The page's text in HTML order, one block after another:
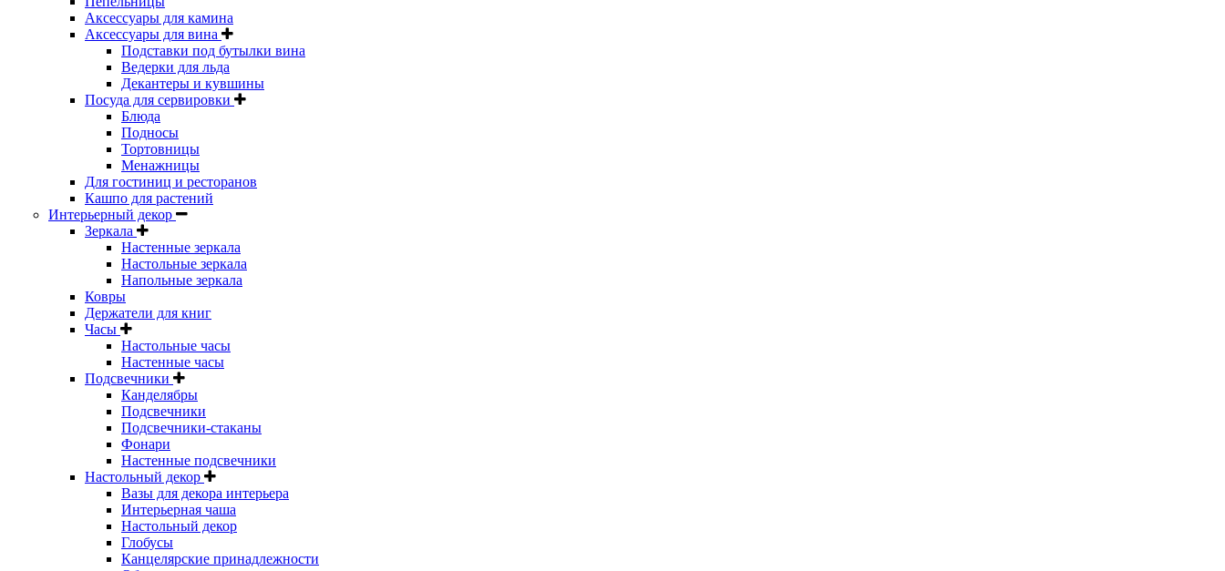
Аксессуары для камина
Аксессуары для вина
Подставки под бутылки вина
Ведерки для льда
Декантеры и кувшины
Посуда для сервировки
Блюда
Подносы
Тортовницы
Менажницы
Для гостиниц и ресторанов
Кашпо для растений
Интерьерный декор
Зеркала
Настенные зеркала
Настольные зеркала
Напольные зеркала
Ковры
Держатели для книг
Часы
Настольные часы
Настенные часы
Подсвечники
Канделябры
Подсвечники
Подсвечники-стаканы
Фонари
Настенные подсвечники
Настольный декор
Вазы для декора интерьера
Интерьерная чаша
Настольный декор
Глобусы
Канцелярские принадлежности